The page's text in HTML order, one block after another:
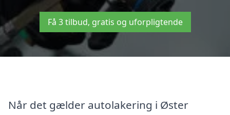
Få 3 tilbud, gratis og uforpligtende
Når det gælder autolakering i Øster